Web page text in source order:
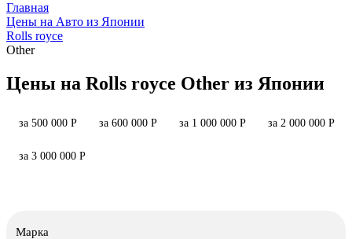
Главная
Цены на Авто из Японии
Rolls royce
Other
Цены на Rolls royce Other из Японии
за 500 000 Р за 600 000 Р за 1 000 000 Р за 2 000 000 Р
за 3 000 000 Р
Марка